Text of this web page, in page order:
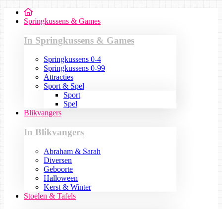
Springkussens & Games
In Springkussens & Games
Springkussens 0-4
Springkussens 0-99
Attracties
Sport & Spel
Sport
Spel
Blikvangers
In Blikvangers
Abraham & Sarah
Diversen
Geboorte
Halloween
Kerst & Winter
Stoelen & Tafels